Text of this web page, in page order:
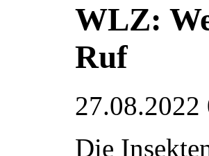
WLZ:
Ruf
27.08.2022
Die